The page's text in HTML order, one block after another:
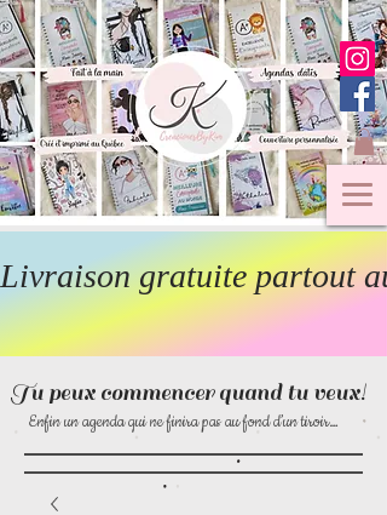
Tu peux commencer quand tu veux!
Enfin un agenda qui ne finira pas au fond d’un tiroir…
Livraison gratuite partout